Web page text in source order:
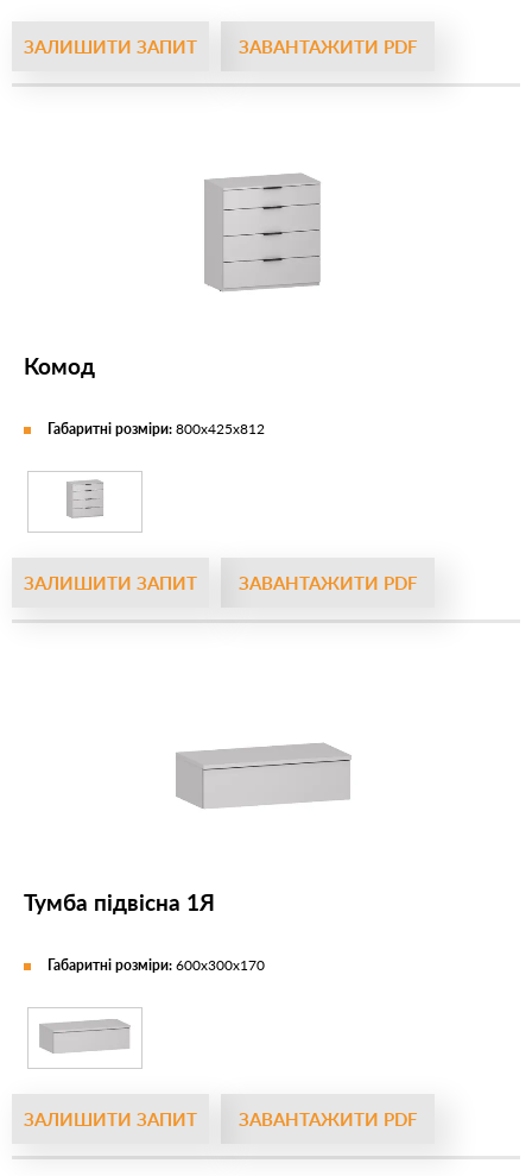
ЗАЛИШИТИ ЗАПИТ ЗАВАНТАЖИТИ PDF
Комод
ЗАЛИШИТИ ЗАПИТ ЗАВАНТАЖИТИ PDF
Габаритні розміри: 800х425х812
Тумба підвісна 1Я
ЗАЛИШИТИ ЗАПИТ ЗАВАНТАЖИТИ PDF
Габаритні розміри: 600х300х170